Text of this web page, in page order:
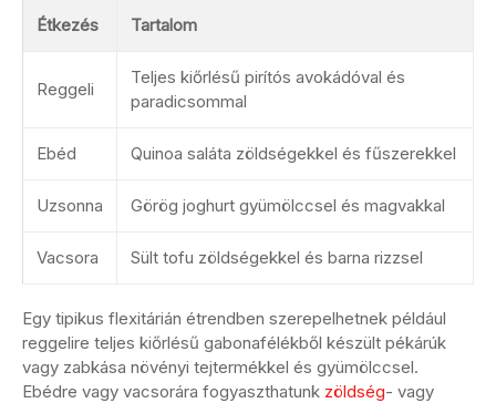
Étkezés Tartalom
Reggeli
Teljes kiőrlésű pirítós avokádóval és
paradicsommal
Ebéd Quinoa saláta zöldségekkel és fűszerekkel
Uzsonna Görög joghurt gyümölccsel és magvakkal
Vacsora Sült tofu zöldségekkel és barna rizzsel
Egy tipikus flexitárián étrendben szerepelhetnek például
reggelire teljes kiőrlésű gabonafélékből készült pékárúk
vagy zabkása növényi tejtermékkel és gyümölccsel.
Ebédre vagy vacsorára fogyaszthatunk zöldség- vagy